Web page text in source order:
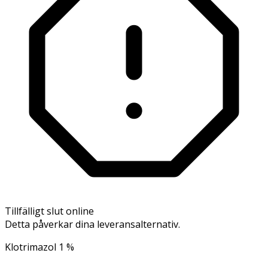
Tillfälligt slut online
Detta påverkar dina leveransalternativ.
Klotrimazol 1 %